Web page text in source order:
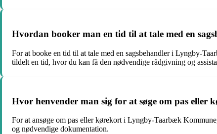
Hvordan booker man en tid til at tale med en
For at booke en tid til at tale med en sagsbehandler i Lyngby-
tildelt en tid, hvor du kan få den nødvendige rådgivning og
Hvor henvender man sig for at søge om pas
For at ansøge om pas eller kørekort i Lyngby-Taarbæk
og nødvendige dokumentation.